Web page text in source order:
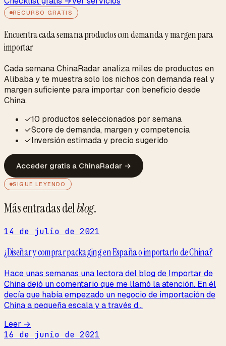
RECURSO GRATIS
Encuentra cada semana productos con demanda y margen para
importar
Cada semana ChinaRadar analiza miles de productos en
Alibaba y te muestra solo los nichos con demanda real y
margen suficiente para importar con beneficio desde
China.
✓10 productos seleccionados por semana
✓Score de demanda, margen y competencia
✓Inversión estimada y precio sugerido
Acceder gratis a ChinaRadar →
SIGUE LEYENDO
Más entradas delblog.
14 de julio de 2021
¿Diseñar y comprar packaging en España o importarlo de China?
Hace unas semanas una lectora del blog de Importar de
China dejó un comentario que me llamó la atención. En él
decía que había empezado un negocio de importación de
China a pequeña escala y a través d...
Leer →
16 de junio de 2021